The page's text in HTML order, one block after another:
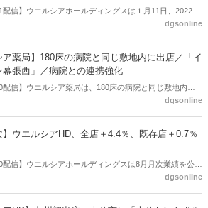
配信】ウエルシアホールディングスは１月11日、2022年
半期の決算説明会をオンラインで行った。この中で、コ
説明し、12月24日開始から１月９日までに８万件の検査
とした。第３四半期決算は増収減益も、第３クオーター
増益に転じた。調剤併設は前年同期から大きく伸ばし併
超えた。リフィル処方箋導入への影響を記者に聞かれる
局や部分的には日曜開局を進めている。ウエルシアはど
を受け付けられるという状況を目指す」と方針を述べ
dgsonline
ア薬局】180床の病院と同じ敷地内に出店／「イ
幕張西」／病院との連携強化
配信】ウエルシア薬局は、180床の病院と同じ敷地内に
オンタウン株式会社が10月に新設する「イオンタウン幕
病院」が開業予定。イオンタウンとしてもこの規模の病
ョッピングモールは初という。ウエルシア薬局社長の松
と話し、病院との連携を強化する考えを表明。調剤領域
、多彩な商品を有しているウエルシアの利点を生かした
が生まれる可能性をにじませた。調剤には「フルライン
dgsonline
】ウエルシアHD、全店＋4.4％、既存店＋0.7％
配信】ウエルシアホールディングスは8月月次業績を公表
よると、全店＋4.4％、既存店＋0.7％だった。dgsonline